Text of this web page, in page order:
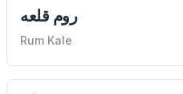
روم قلعه
Rum Kale